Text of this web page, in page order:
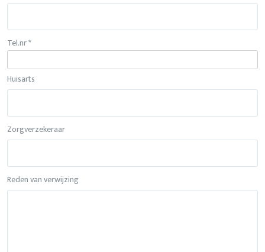
Tel.nr *
Huisarts
Zorgverzekeraar
Reden van verwijzing